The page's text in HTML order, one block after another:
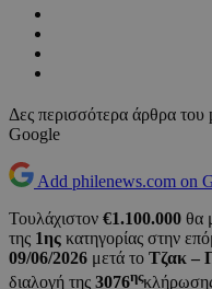
Δες περισσότερα άρθρα του
Google
Add philenews.com on
Τουλάχιστον €1.100.000 θα
της 1ης κατηγορίας στην
09/06/2026 μετά το Τζακ –
διαλογή της 3076ης